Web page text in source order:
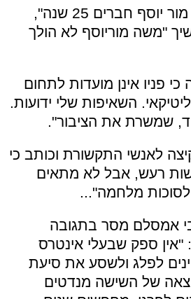
"אבי אמסלם ומשה מור יוסף חברים 25 שנה",
"משה מוריוסף לא הולך
פניו אינן מועדות לתחום
השאיפות שלי ידועות.
שמשרת את הציבור".
לאנשי התקשורת וכותב כי
רעש, אבל לא מתאים
מלחמה"...
אמסלם מסר בתגובה
ספק שבעלי אינטרס
לפלג ולשסע את סיעת
של השישה מנדטים